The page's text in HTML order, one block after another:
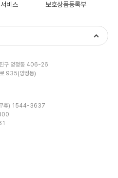
비스 보호상품등록부
구 양정동 406-26
로 935(양정동)
무휴) 1544-3637